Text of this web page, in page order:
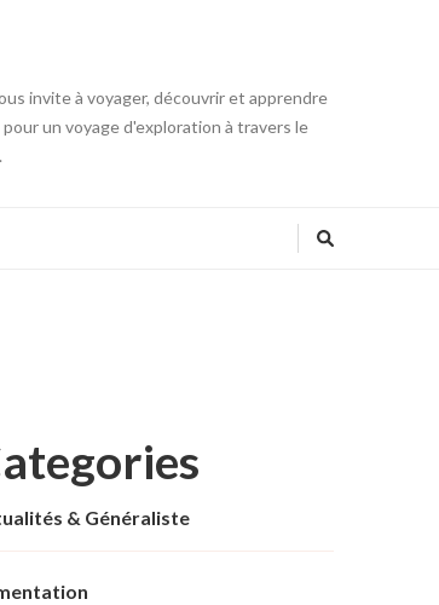
invite à voyager, découvrir et apprendre
un voyage d'exploration à travers le
& Généraliste